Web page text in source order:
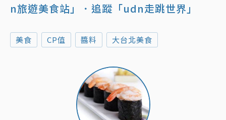
n旅遊美食站」
．追蹤「udn走跳世界」
美食 CP值 醬料 大台北美食